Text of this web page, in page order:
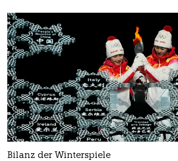
Bilanz der Winterspiele